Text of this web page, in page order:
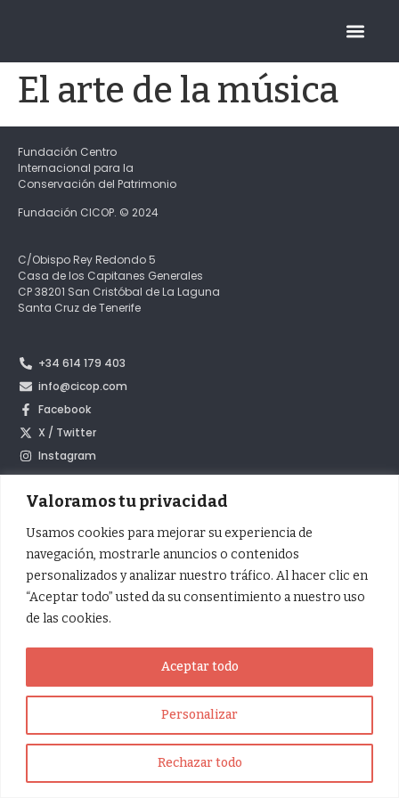
Valoramos tu privacidad
Usamos cookies para mejorar su experiencia de
navegación, mostrarle anuncios o contenidos
personalizados y analizar nuestro tráfico. Al hacer clic en
“Aceptar todo” usted da su consentimiento a nuestro uso
de las cookies.
Personalizar
Rechazar todo
Aceptar todo
El arte de la música
Fundación Centro
Internacional para la
Conservación del Patrimonio
Fundación CICOP. © 2024
C/Obispo Rey Redondo 5
Casa de los Capitanes Generales
CP 38201 San Cristóbal de La Laguna
Santa Cruz de Tenerife
+34 614 179 403
info@cicop.com
Facebook
X / Twitter
Instagram
YouTube
Inscrita en el Registro de Fundaciones del Ministerio de Justicia con
el número 952 |
Política de privacidad